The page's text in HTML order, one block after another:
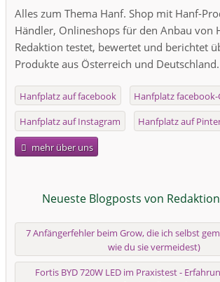
Alles zum Thema Hanf. Shop mit Hanf-
Händler, Onlineshops für den Anbau von
Redaktion testet, bewertet und berichtet
Produkte aus Österreich und Deutschland.
Hanfplatz auf facebook Hanfplatz
Hanfplatz auf Instagram Hanfplatz auf
mehr über uns
Neueste Blogposts von
7 Anfängerfehler beim Grow, die ich selbst
wie du sie vermeidest)
Fortis BYD 720W LED im Praxistest -